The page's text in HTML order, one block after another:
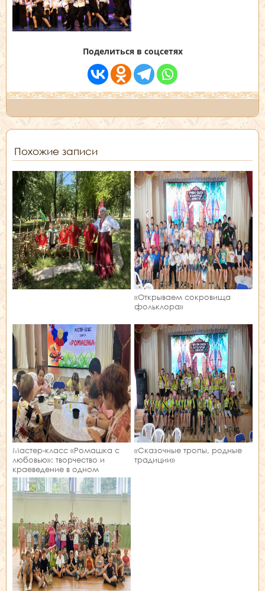
Поделиться в соцсетях
Похожие записи
«Открываем сокровища
фольклора»
Мастер‑класс «Ромашка с
любовью»: творчество и
краеведение в одном
занятии!
«Сказочные тропы, родные
традиции»